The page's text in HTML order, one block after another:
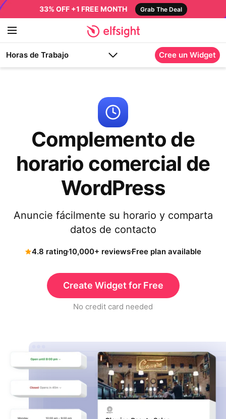
33% OFF +1 FREE MONTH Grab The Deal
Horas de Trabajo Cree un Widget
Complemento de
horario comercial de
WordPress
Anuncie fácilmente su horario y comparta
datos de contacto
4.8 rating10,000+ reviewsFree plan available
Create Widget for Free
No credit card needed